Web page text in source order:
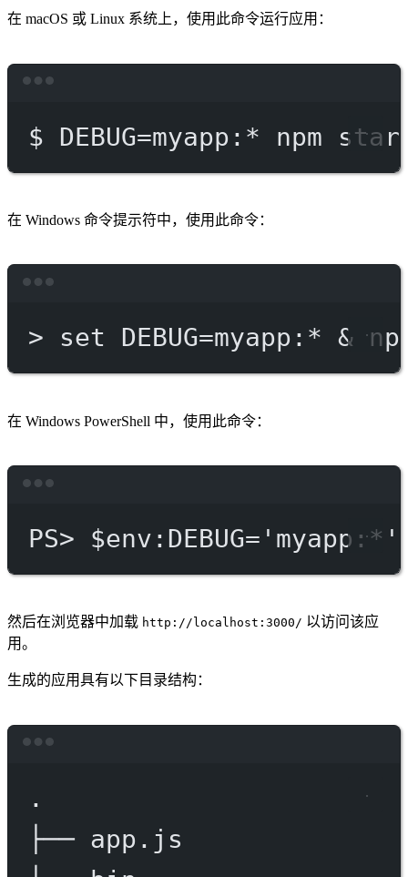
在 macOS 或 Linux 系统上，使用此命令运行应用：
$ DEBUG=myapp: * npm
在 Windows 命令提示符中，使用此命令：
> set DEBUG=myapp:* &
在 Windows PowerShell 中，使用此命令：
PS> $env :DEBUG='myapp:*'
然后在浏览器中加载 http://localhost:3000/ 以访问该应
用。
生成的应用具有以下目录结构：
.
├── app.js